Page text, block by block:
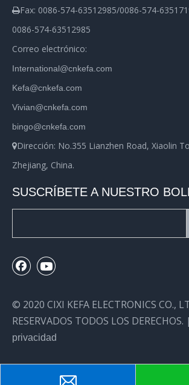
Fax: 0086-574-63512985/0086-574-
0086-574-63512985
Correo electrónico:
International@cnkefa.com
Kefa@cnkefa.com
Vivian@cnkefa.com
bingo@cnkefa.com
Dirección: No.355 Lianzhen Road, Xiaolin
Zhejiang, China.
SUSCRÍBETE A NUESTRO
© 2020 CIXI KEFA ELECTRONICS CO.,
RESERVADOS TODOS LOS DERECHOS. |
privacidad